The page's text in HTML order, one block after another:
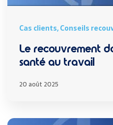
Cas clients, Conseils
Le recouvrement
santé au travail
20 août 2025